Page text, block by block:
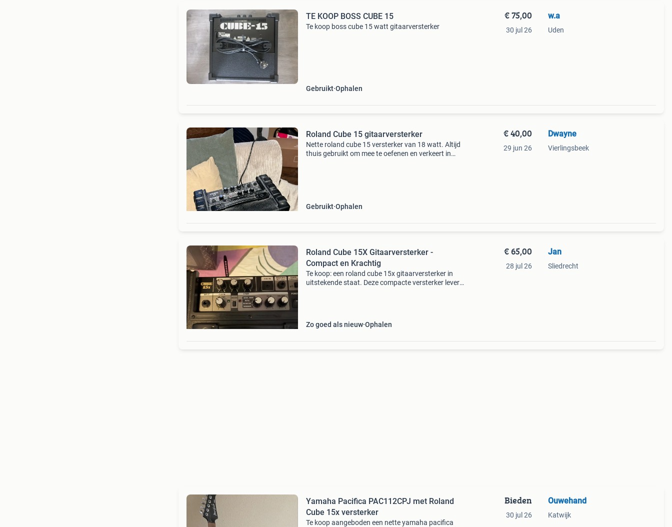
TE KOOP BOSS CUBE 15
Te koop boss cube 15 watt gitaarversterker
Gebruikt Ophalen
€ 75,00
30 jul 26
w.a
Uden
Roland Cube 15 gitaarversterker
Nette roland cube 15 versterker van 18 watt. Altijd
thuis gebruikt om mee te oefenen en verkeert in
Gebruikt Ophalen
€ 40,00
29 jun 26
Dwayne
Vierlingsbeek
Roland Cube 15X Gitaarversterker -
Compact en Krachtig
Te koop: een roland cube 15x gitaarversterker in
uitstekende staat. Deze compacte versterker levert
Zo goed als nieuw Ophalen
€ 65,00
28 jul 26
Jan
Sliedrecht
Yamaha Pacifica PAC112CPJ met Roland
Cube 15x versterker
Te koop aangeboden een nette yamaha pacifica
Bieden
30 jul 26
Ouwehand
Katwijk